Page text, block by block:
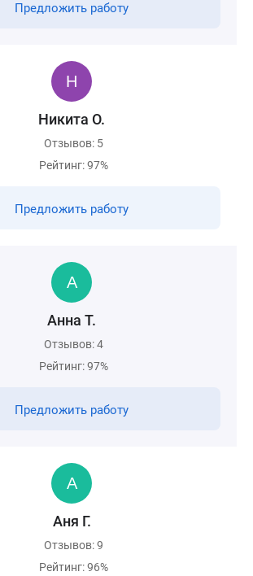
Предложить работу
Никита О.
Отзывов: 5
Рейтинг: 97%
Предложить работу
Анна Т.
Отзывов: 4
Рейтинг: 97%
Предложить работу
Аня Г.
Отзывов: 9
Рейтинг: 96%